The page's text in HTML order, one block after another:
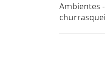
Ambientes